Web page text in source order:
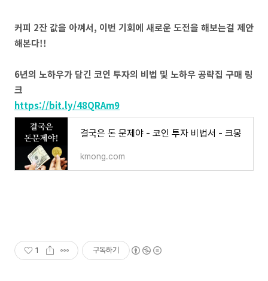
커피 2잔 값을 아껴서, 이번 기회에 새로운 도전을 해보는걸 제안
해본다!!
6년의 노하우가 담긴 코인 투자의 비법 및 노하우 공략집 구매 링
크
https://bit.ly/48QRAm9
결국은 돈 문제야 - 코인 투자 비법서 - 크몽
kmong.com
1 구독하기